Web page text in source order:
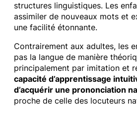
structures linguistiques. Les
assimiler de nouveaux mots et
une facilité étonnante.
Contrairement aux adultes, les
pas la langue de manière
principalement par imitation et
capacité d’apprentissage
d’acquérir une prononciation
proche de celle des locuteurs